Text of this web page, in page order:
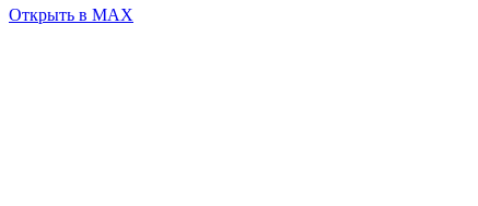
Открыть в MAX